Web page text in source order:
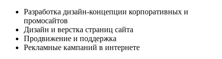
Разработка дизайн-концепции корпоративных и
промосайтов
Дизайн и верстка страниц сайта
Продвижение и поддержка
Рекламные кампаний в интернете